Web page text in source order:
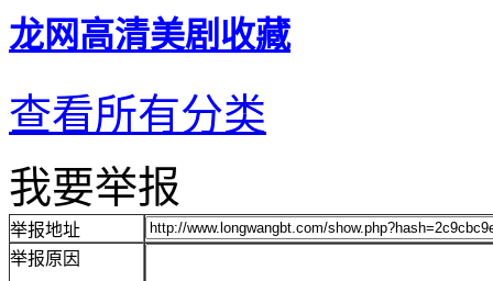
龙网高清美剧收藏
查看所有分类
我要举报
举报地址
举报原因